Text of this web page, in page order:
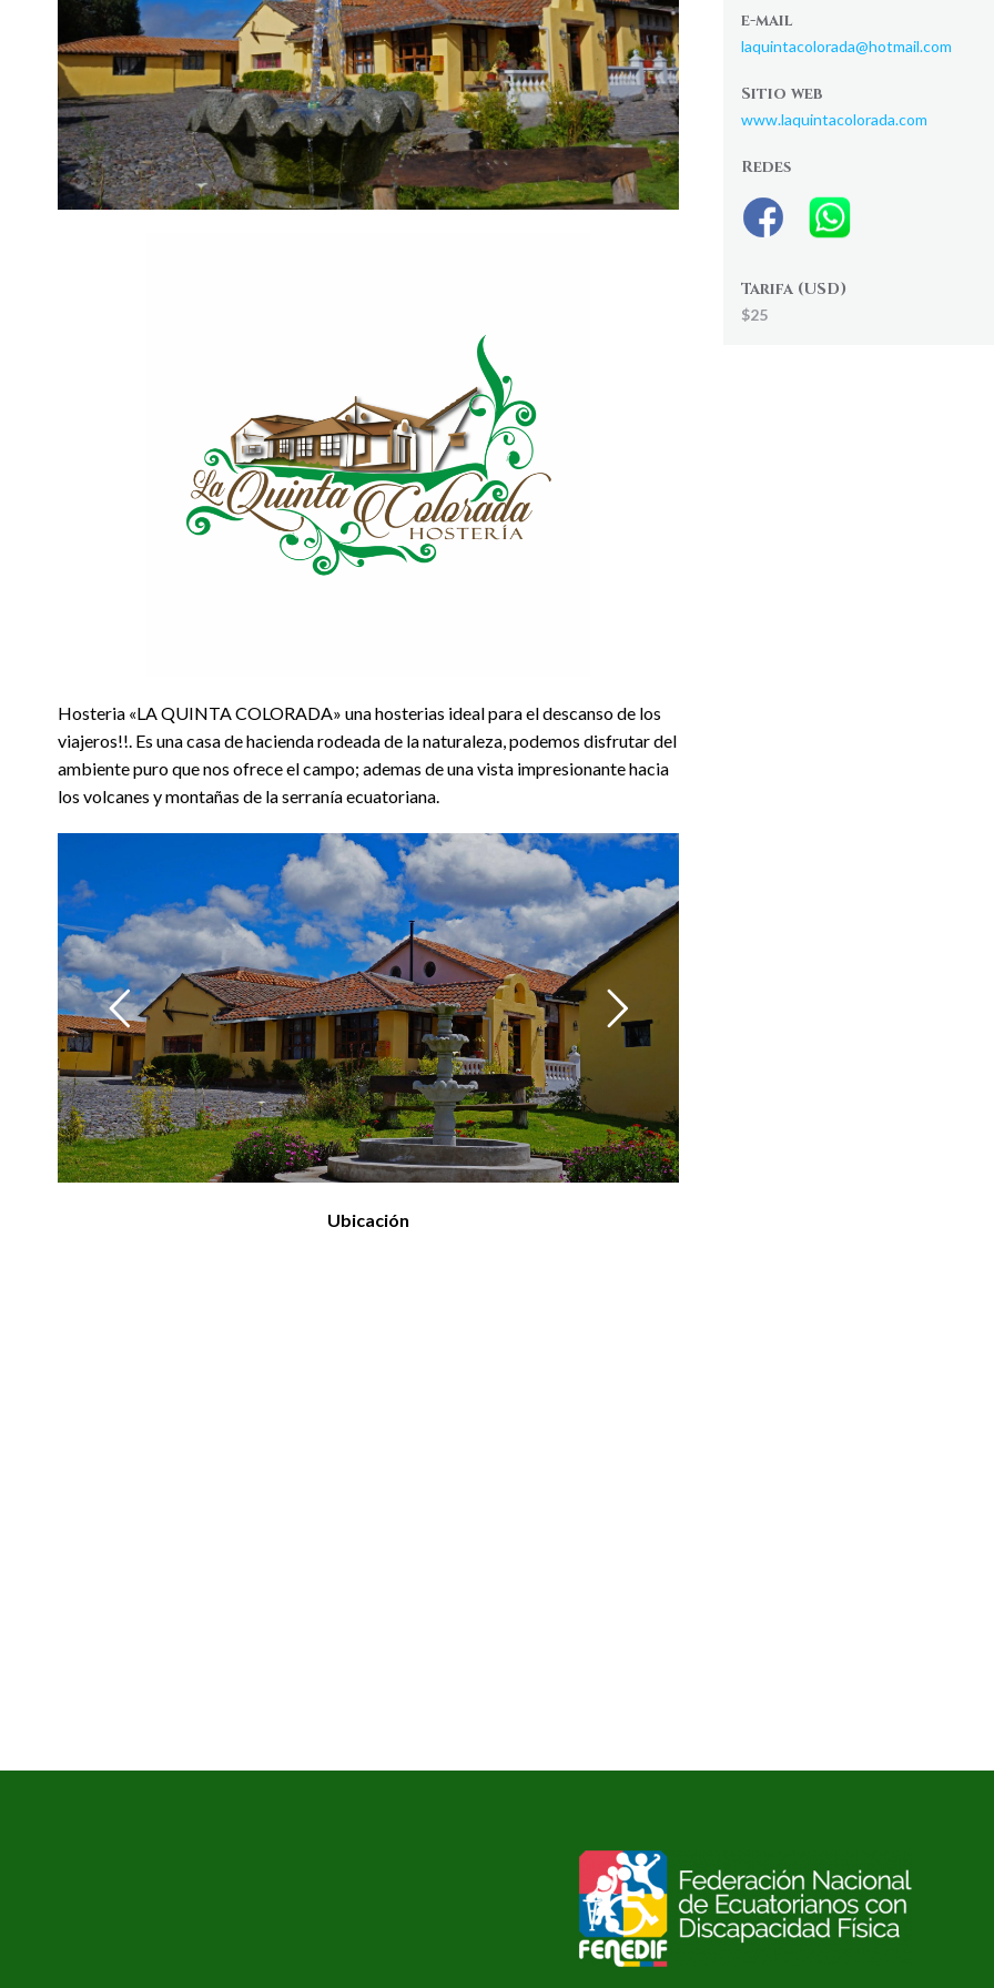
Hosteria «LA QUINTA COLORADA» una hosterias ideal para el descanso de los
viajeros!!. Es una casa de hacienda rodeada de la naturaleza, podemos disfrutar del
ambiente puro que nos ofrece el campo; ademas de una vista impresionante hacia
los volcanes y montañas de la serranía ecuatoriana.
Ubicación
e-mail
laquintacolorada@hotmail.com
Sitio web
www.laquintacolorada.com
Redes
Tarifa (USD)
$25